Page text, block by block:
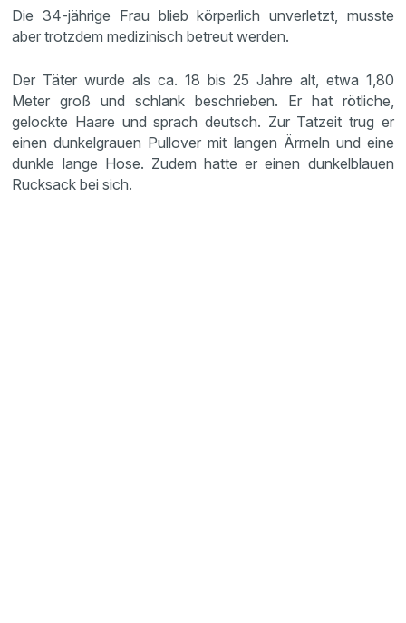
Die 34-jährige Frau blieb körperlich unverletzt, musste
aber trotzdem medizinisch betreut werden.
Der Täter wurde als ca. 18 bis 25 Jahre alt, etwa 1,80
Meter groß und schlank beschrieben. Er hat rötliche,
gelockte Haare und sprach deutsch. Zur Tatzeit trug er
einen dunkelgrauen Pullover mit langen Ärmeln und eine
dunkle lange Hose. Zudem hatte er einen dunkelblauen
Rucksack bei sich.